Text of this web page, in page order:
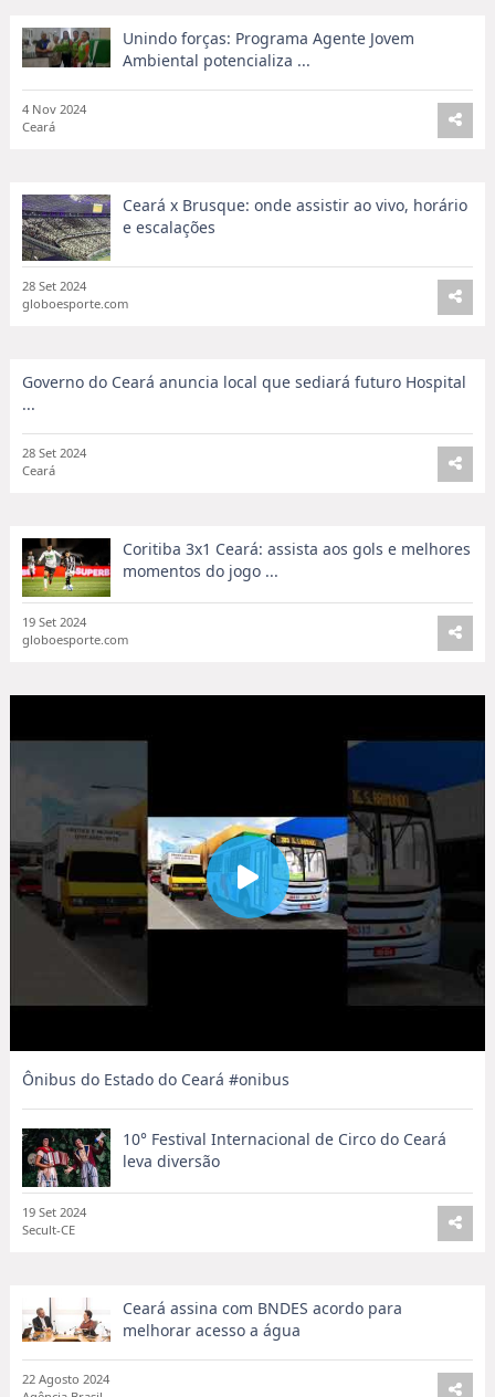
Unindo forças: Programa Agente Jovem
Ambiental potencializa ...
4 Nov 2024
Ceará
Ceará x Brusque: onde assistir ao vivo, horário
e escalações
28 Set 2024
globoesporte.com
Governo do Ceará anuncia local que sediará futuro Hospital
...
28 Set 2024
Ceará
Coritiba 3x1 Ceará: assista aos gols e melhores
momentos do jogo ...
19 Set 2024
globoesporte.com
Ônibus do Estado do Ceará #onibus
19 Set 2024
Ônibus do estado do Ceará
19 Set 2024
Secult-CE